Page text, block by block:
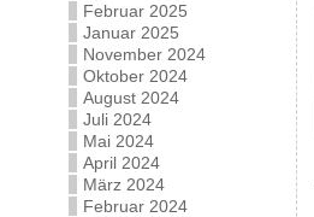
Februar 2025
Januar 2025
November 2024
Oktober 2024
August 2024
Juli 2024
Mai 2024
April 2024
März 2024
Februar 2024